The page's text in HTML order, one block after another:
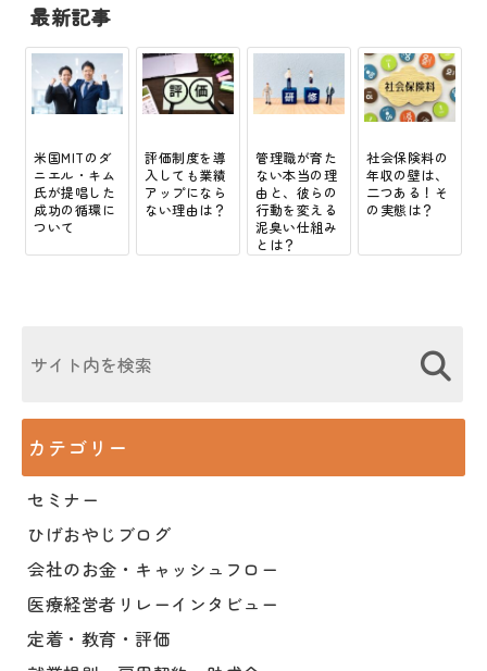
最新記事
米国MITのダ
ニエル・キム
氏が提唱した
成功の循環に
ついて
評価制度を導
入しても業績
アップになら
ない理由は？
管理職が育た
ない本当の理
由と、彼らの
行動を変える
泥臭い仕組み
とは？
社会保険料の
年収の壁は、
二つある！そ
の実態は？
カテゴリー
セミナー
ひげおやじブログ
会社のお金・キャッシュフロー
医療経営者リレーインタビュー
定着・教育・評価